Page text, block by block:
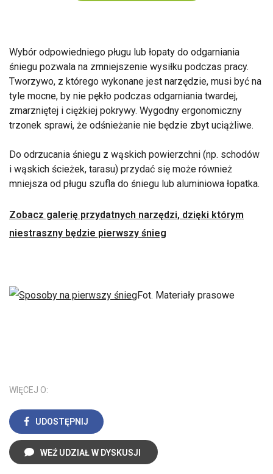
Wybór odpowiedniego pługu lub łopaty do odgarniania
śniegu pozwala na zmniejszenie wysiłku podczas pracy.
Tworzywo, z którego wykonane jest narzędzie, musi być na
tyle mocne, by nie pękło podczas odgarniania twardej,
zmarzniętej i ciężkiej pokrywy. Wygodny ergonomiczny
trzonek sprawi, że odśnieżanie nie będzie zbyt uciążliwe.
Do odrzucania śniegu z wąskich powierzchni (np. schodów
i wąskich ścieżek, tarasu) przydać się może również
mniejsza od pługu szufla do śniegu lub aluminiowa łopatka.
Zobacz galerię przydatnych narzędzi, dzięki którym
niestraszny będzie pierwszy śnieg
Fot. Materiały prasowe
WIĘCEJ O:
UDOSTĘPNIJ
WEŹ UDZIAŁ W DYSKUSJI